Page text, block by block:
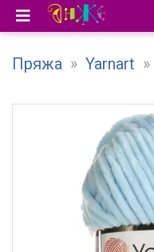
Пряжа » Yarnart »